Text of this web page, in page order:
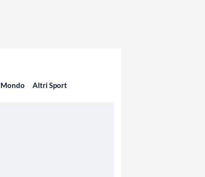
Mondo Altri Sport